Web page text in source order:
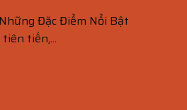
Đặc Điểm Nổi Bật
tiến,...